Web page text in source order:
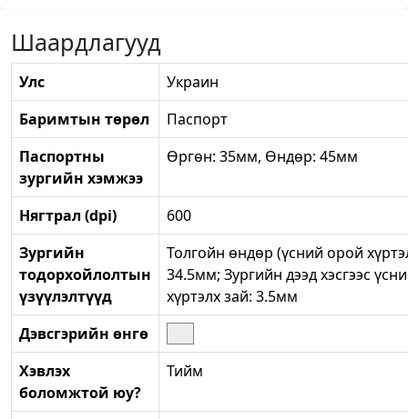
Шаардлагууд
Улс
Украин
Баримтын төрөл
Паспорт
Паспортны
зургийн хэмжээ
Өргөн: 35мм, Өндөр: 45мм
Нягтрал (dpi)
600
Зургийн
тодорхойлолтын
үзүүлэлтүүд
Толгойн өндөр (үсний орой
34.5мм; Зургийн дээд хэсгээс
хүртэлх зай: 3.5мм
Дэвсгэрийн өнгө
Хэвлэх
боломжтой юу?
Тийм